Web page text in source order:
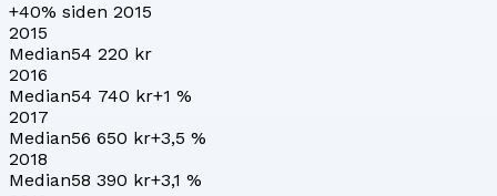
+40% siden 2015
2015
Median54 220 kr
2016
Median54 740 kr+1 %
2017
Median56 650 kr+3,5 %
2018
Median58 390 kr+3,1 %